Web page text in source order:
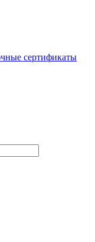
сертификаты